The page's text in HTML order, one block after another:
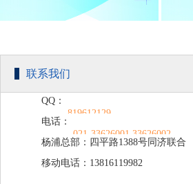
联系我们
QQ： 819612129
电话： 021-33626001 33626002
杨浦总部：四平路1388号同济联合
移动电话：13816119982